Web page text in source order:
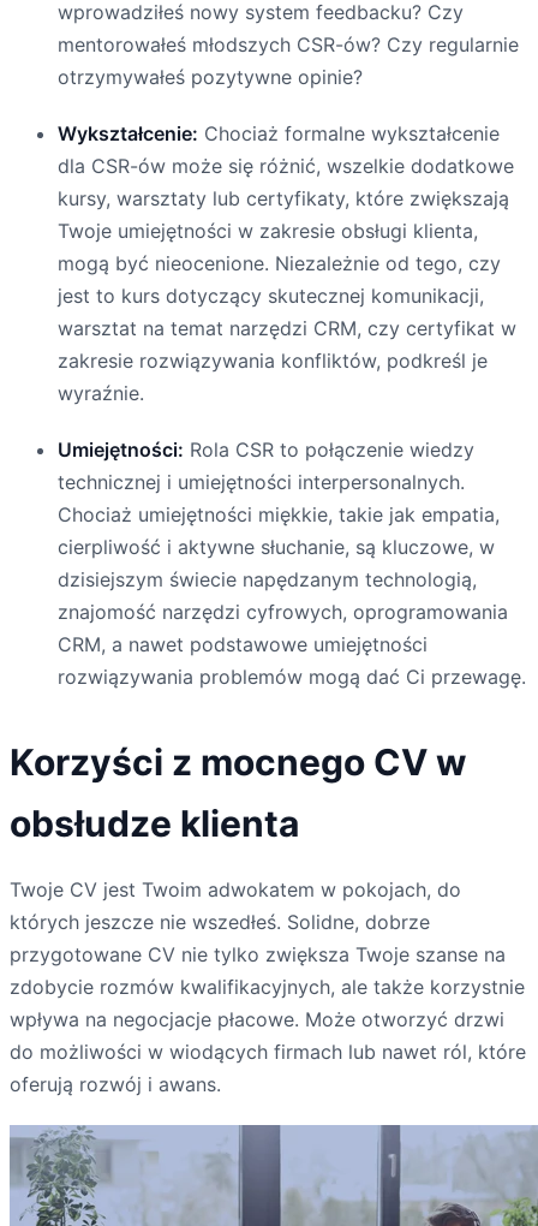
wprowadziłeś nowy system feedbacku? Czy
mentorowałeś młodszych CSR-ów? Czy regularnie
otrzymywałeś pozytywne opinie?
Wykształcenie: Chociaż formalne wykształcenie
dla CSR-ów może się różnić, wszelkie dodatkowe
kursy, warsztaty lub certyfikaty, które zwiększają
Twoje umiejętności w zakresie obsługi klienta,
mogą być nieocenione. Niezależnie od tego, czy
jest to kurs dotyczący skutecznej komunikacji,
warsztat na temat narzędzi CRM, czy certyfikat w
zakresie rozwiązywania konfliktów, podkreśl je
wyraźnie.
Umiejętności: Rola CSR to połączenie wiedzy
technicznej i umiejętności interpersonalnych.
Chociaż umiejętności miękkie, takie jak empatia,
cierpliwość i aktywne słuchanie, są kluczowe, w
dzisiejszym świecie napędzanym technologią,
znajomość narzędzi cyfrowych, oprogramowania
CRM, a nawet podstawowe umiejętności
rozwiązywania problemów mogą dać Ci przewagę.
Korzyści z mocnego CV w
obsłudze klienta
Twoje CV jest Twoim adwokatem w pokojach, do
których jeszcze nie wszedłeś. Solidne, dobrze
przygotowane CV nie tylko zwiększa Twoje szanse na
zdobycie rozmów kwalifikacyjnych, ale także korzystnie
wpływa na negocjacje płacowe. Może otworzyć drzwi
do możliwości w wiodących firmach lub nawet ról, które
oferują rozwój i awans.